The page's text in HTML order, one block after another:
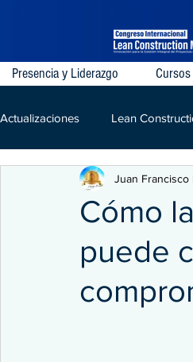
Presencia y Liderazgo
Actualizaciones Lean
Last Planner System VDC
Construcción
Cómo
puede
Juan